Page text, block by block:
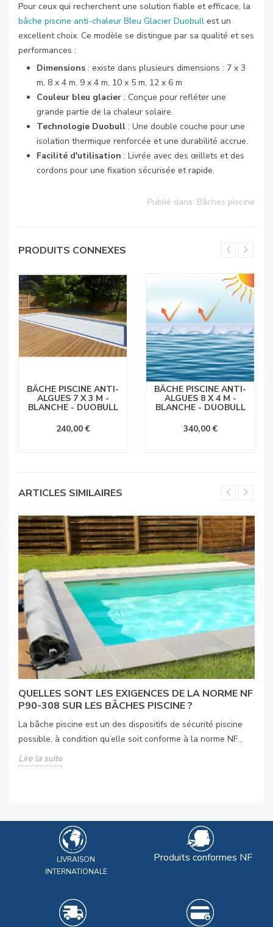
Pour ceux qui recherchent une solution fiable et efficace, la
bâche piscine anti-chaleur Bleu Glacier Duobull est un
excellent choix. Ce modèle se distingue par sa qualité et ses
performances :
Dimensions : existe dans plusieurs dimensions : 7 x 3
m, 8 x 4 m, 9 x 4 m, 10 x 5 m, 12 x 6 m
Couleur bleu glacier : Conçue pour refléter une
grande partie de la chaleur solaire.
Technologie Duobull : Une double couche pour une
isolation thermique renforcée et une durabilité accrue.
Facilité d'utilisation : Livrée avec des œillets et des
cordons pour une fixation sécurisée et rapide.
Publié dans: Bâches piscine
PRODUITS CONNEXES
BÂCHE PISCINE ANTI-
ALGUES 7 X 3 M -
BLANCHE - DUOBULL
240,00 €
BÂCHE PISCINE ANTI-
ALGUES 8 X 4 M -
BLANCHE - DUOBULL
340,00 €
ARTICLES SIMILAIRES
QUELLES SONT LES EXIGENCES DE LA NORME NF
P90-308 SUR LES BÂCHES PISCINE ?
La bâche piscine est un des dispositifs de sécurité piscine
possible, à condition qu’elle soit conforme à la norme NF...
Lire la suite
LIVRAISON
INTERNATIONALE
Produits conformes NF